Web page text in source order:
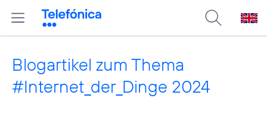
Blogartikel zum Thema
#Internet_der_Dinge 2024